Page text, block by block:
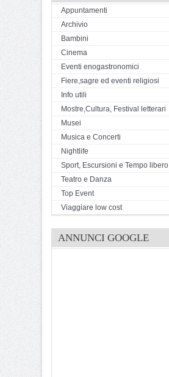
Appuntamenti
Archivio
Bambini
Cinema
Eventi enogastronomici
Fiere,sagre ed eventi religiosi
Info utili
Mostre,Cultura, Festival letterari
Musei
Musica e Concerti
Nightlife
Sport, Escursioni e Tempo libero
Teatro e Danza
Top Event
Viaggiare low cost
ANNUNCI GOOGLE